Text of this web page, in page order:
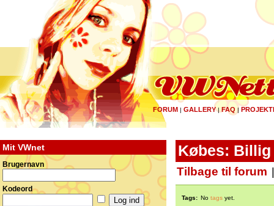
FORUM | GALLERY|FAQ |
Mit VWnet
Brugernavn
Kodeord
Købes: Billig
Tilbage til forum
Tags: No tags yet.